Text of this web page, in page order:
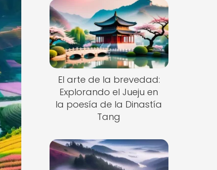
El arte de la brevedad:
Explorando el Jueju en
la poesía de la Dinastía
Tang